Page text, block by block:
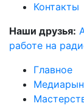
Контакты
Наши друзья:
работе на
Главное